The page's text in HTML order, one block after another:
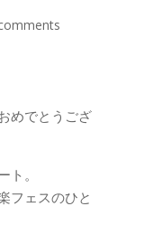
めでとうござ
。
フェスのひと